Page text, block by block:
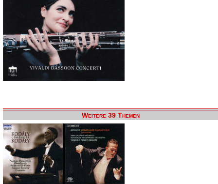
Weitere 39 Themen